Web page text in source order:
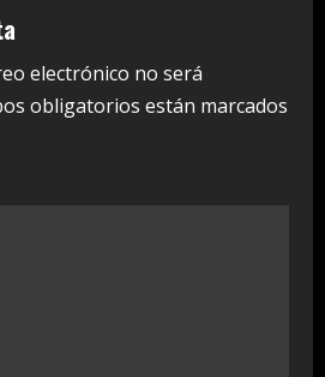
electrónico no será
obligatorios están marcados